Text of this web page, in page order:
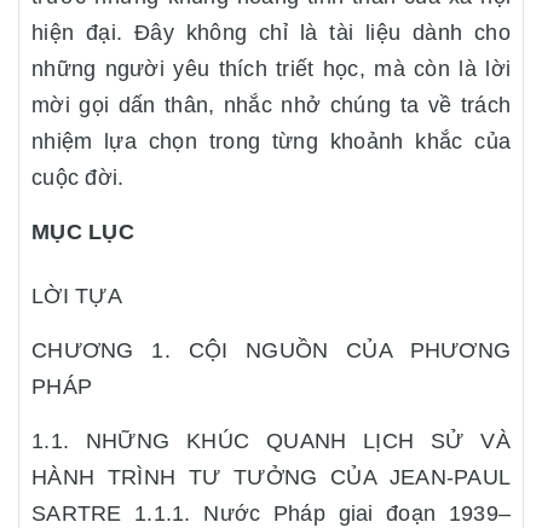
hiện đại. Đây không chỉ là tài liệu dành cho
những người yêu thích triết học, mà còn là lời
mời gọi dấn thân, nhắc nhở chúng ta về trách
nhiệm lựa chọn trong từng khoảnh khắc của
cuộc đời.
MỤC LỤC
LỜI TỰA
CHƯƠNG 1. CỘI NGUỒN CỦA PHƯƠNG
PHÁP
1.1. NHỮNG KHÚC QUANH LỊCH SỬ VÀ
HÀNH TRÌNH TƯ TƯỞNG CỦA JEAN-PAUL
SARTRE 1.1.1. Nước Pháp giai đoạn 1939–